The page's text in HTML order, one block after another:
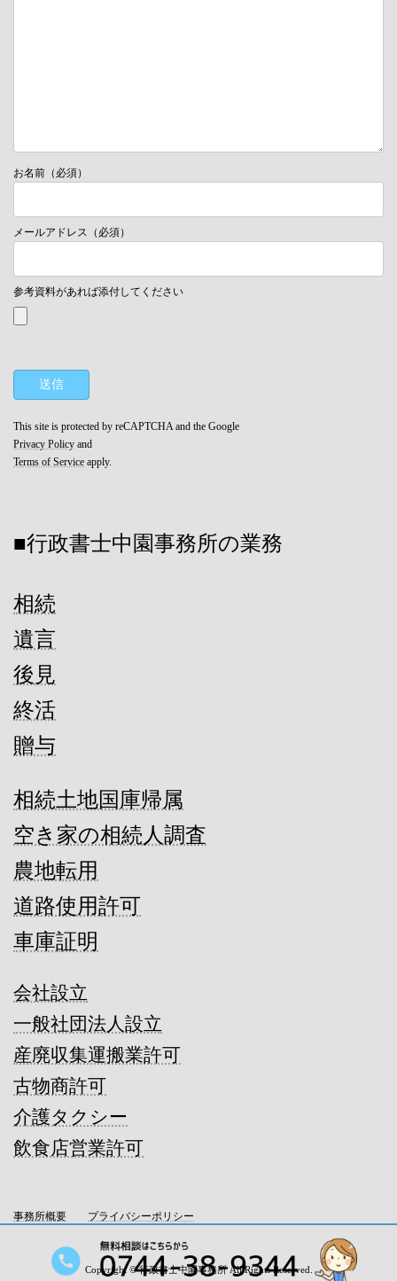
お名前（必須）
メールアドレス（必須）
参考資料があれば添付してください
This site is protected by reCAPTCHA and the Google
Privacy Policy and
Terms of Service apply.
■行政書士中園事務所の業務
相続
遺言
後見
終活
贈与
相続土地国庫帰属
空き家の相続人調査
農地転用
道路使用許可
車庫証明
会社設立
一般社団法人設立
産廃収集運搬業許可
古物商許可
介護タクシー
飲食店営業許可
事務所概要 プライバシーポリシー
Copyright © 行政書士中園事務所 All Rights Reserved.